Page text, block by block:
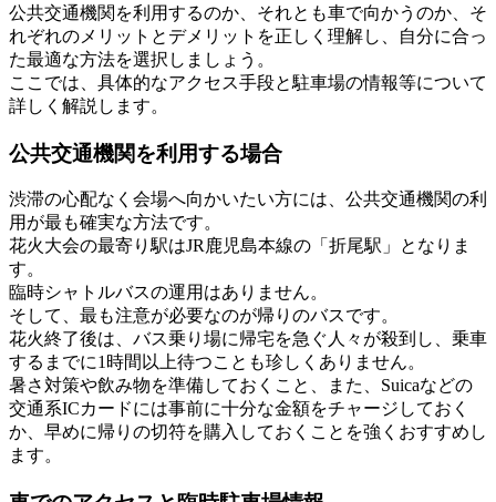
公共交通機関を利用するのか、それとも車で向かうのか、そ
れぞれのメリットとデメリットを正しく理解し、自分に合っ
た最適な方法を選択しましょう。
ここでは、具体的なアクセス手段と駐車場の情報等について
詳しく解説します。
公共交通機関を利用する場合
渋滞の心配なく会場へ向かいたい方には、公共交通機関の利
用が最も確実な方法です。
花火大会の最寄り駅はJR鹿児島本線の「折尾駅」となりま
す。
臨時シャトルバスの運用はありません。
そして、最も注意が必要なのが帰りのバスです。
花火終了後は、バス乗り場に帰宅を急ぐ人々が殺到し、乗車
するまでに1時間以上待つことも珍しくありません。
暑さ対策や飲み物を準備しておくこと、また、Suicaなどの
交通系ICカードには事前に十分な金額をチャージしておく
か、早めに帰りの切符を購入しておくことを強くおすすめし
ます。